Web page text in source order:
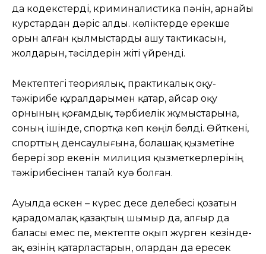
да кодекстерді, криминалистика пәнін, арнайы
курстардан дәріс алды. көліктерде ерекше
орын алған қылмыстарды ашу тактикасын,
жолдарын, тәсілдерін жіті үйренді.
Мектептегі теориялық, практикалық оқу-
тәжірибе құралдарымен қатар, Қайсар оқу
орнының қоғамдық, тәрбиелік жұмыстарына,
соның ішінде, спортқа көп көңіл бөлді. Өйткені,
спорттың денсаулығына, болашақ қызметіне
берері зор екенін милиция қызметкерлерінің
тәжірибесінен талай куә болған.
Ауылда өскен – күрес десе делебесі қозатын
қарадомалақ қазақтың шымыр да, алғыр да
баласы емес пе, мектепте оқып жүрген кезінде-
ақ, өзінің қатарластарын, олардан да ересек